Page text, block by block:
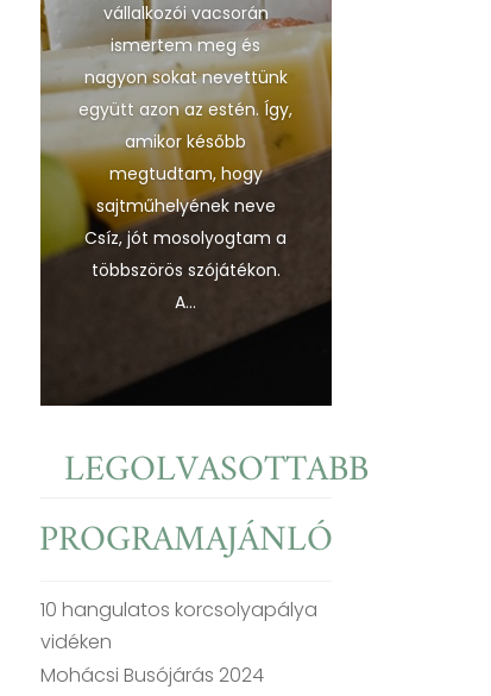
vállalkozói vacsorán
ismertem meg és
nagyon sokat nevettünk
együtt azon az estén. Így,
amikor később
megtudtam, hogy
sajtműhelyének neve
Csíz, jót mosolyogtam a
többszörös szójátékon.
A...
LEGOLVASOTTABB
PROGRAMAJÁNLÓ
10 hangulatos korcsolyapálya
vidéken
Mohácsi Busójárás 2024